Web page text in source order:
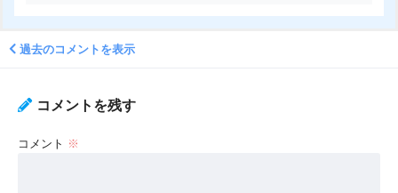
過去のコメントを表示
コメントを残す
コメント ※